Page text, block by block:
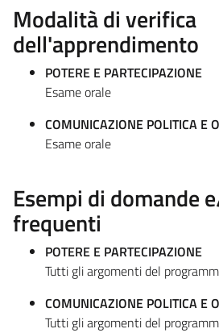
Modalità di verifica
dell'apprendimento
POTERE E PARTECIPAZIONE
Esame orale
COMUNICAZIONE POLITICA E
Esame orale
Esempi di domande
frequenti
POTERE E PARTECIPAZIONE
Tutti gli argomenti del
COMUNICAZIONE POLITICA E
Tutti gli argomenti del